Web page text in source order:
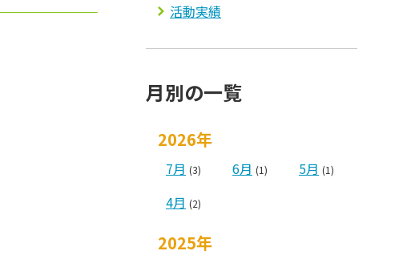
活動実績
月別の一覧
2026年
7月 (3) 6月 (1) 5月 (1)
4月 (2)
2025年